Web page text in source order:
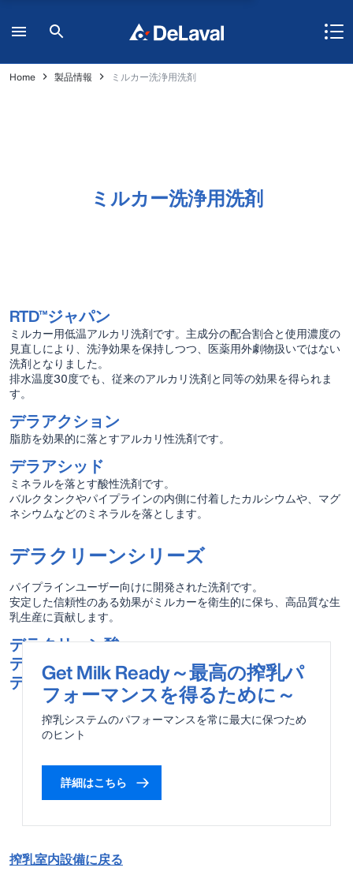
Home 製品情報 ミルカー洗浄用洗剤
ミルカー洗浄用洗剤
RTD™ジャパン
ミルカー用低温アルカリ洗剤です。主成分の配合割合と使用濃度の
見直しにより、洗浄効果を保持しつつ、医薬用外劇物扱いではない
洗剤となりました。
排水温度30度でも、従来のアルカリ洗剤と同等の効果を得られま
す。
デラアクション
脂肪を効果的に落とすアルカリ性洗剤です。
デラアシッド
ミネラルを落とす酸性洗剤です。
バルクタンクやパイプラインの内側に付着したカルシウムや、マグ
ネシウムなどのミネラルを落とします。
デラクリーンシリーズ
パイプラインユーザー向けに開発された洗剤です。
安定した信頼性のある効果がミルカーを衛生的に保ち、高品質な生
乳生産に貢献します。
デラクリーン酸
デラクリーンカリ
デラクリーン殺菌
Get Milk Ready～最高の搾乳パ
フォーマンスを得るために～
搾乳システムのパフォーマンスを常に最大に保つため
のヒント
詳細はこちら
搾乳室内設備に戻る